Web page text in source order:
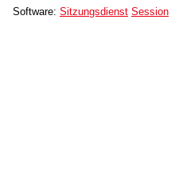
Software: Sitzungsdienst Session